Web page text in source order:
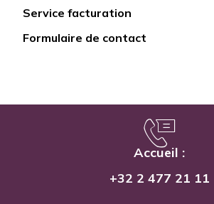
Service facturation
Formulaire de contact
Accueil :
+32 2 477 21 11